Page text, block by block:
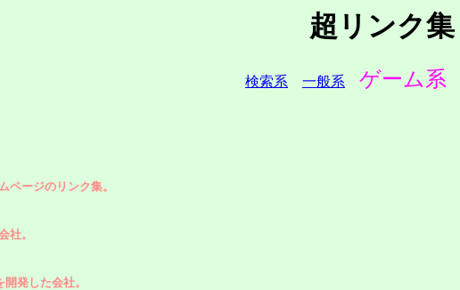
超リンク集
検索系 一般系 ゲーム系
ージのリンク集。
社。
発した会社。